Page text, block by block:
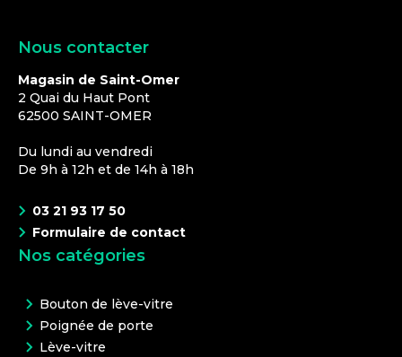
Nous contacter
Magasin de Saint-Omer
2 Quai du Haut Pont
62500 SAINT-OMER
Du lundi au vendredi
De 9h à 12h et de 14h à 18h
03 21 93 17 50
Formulaire de contact
Nos catégories
Bouton de lève-vitre
Poignée de porte
Lève-vitre